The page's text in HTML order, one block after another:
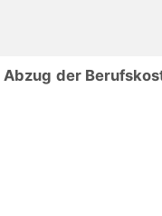
Abzug der